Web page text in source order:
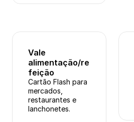
Vale
alimentação/re
feição
Cartão Flash para
mercados,
restaurantes e
lanchonetes.